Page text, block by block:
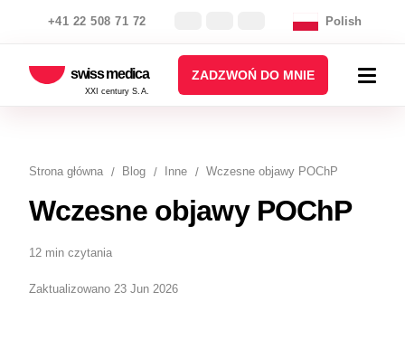
+41 22 508 71 72 Polish
swiss medica
XXI century S.A.
ZADZWOŃ DO MNIE
Strona główna Blog Inne Wczesne objawy POChP
Wczesne objawy POChP
12 min czytania
Zaktualizowano 23 Jun 2026